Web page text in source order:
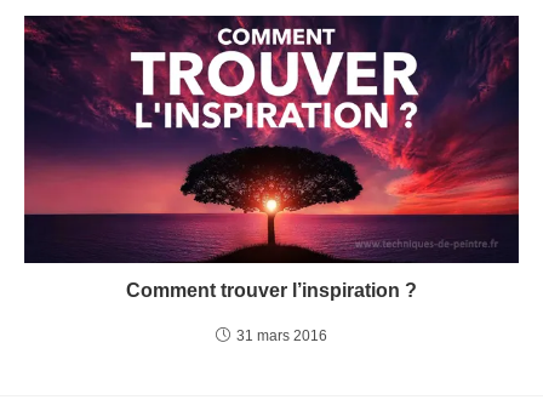
Comment trouver l’inspiration ?
31 mars 2016